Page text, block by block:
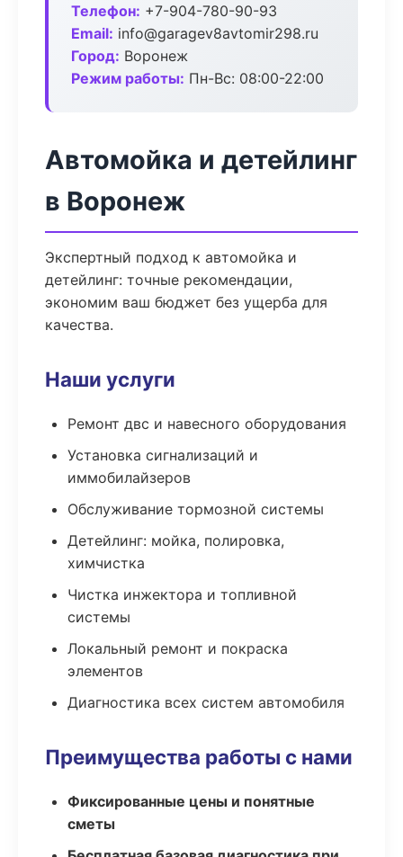
Телефон: +7-904-780-90-93
Email: info@garagev8avtomir298.ru
Город: Воронеж
Режим работы: Пн-Вс: 08:00-22:00
Автомойка и детейлинг
в Воронеж
Экспертный подход к автомойка и
детейлинг: точные рекомендации,
экономим ваш бюджет без ущерба для
качества.
Наши услуги
Ремонт двс и навесного оборудования
Установка сигнализаций и
иммобилайзеров
Обслуживание тормозной системы
Детейлинг: мойка, полировка,
химчистка
Чистка инжектора и топливной
системы
Локальный ремонт и покраска
элементов
Диагностика всех систем автомобиля
Преимущества работы с нами
Фиксированные цены и понятные
сметы